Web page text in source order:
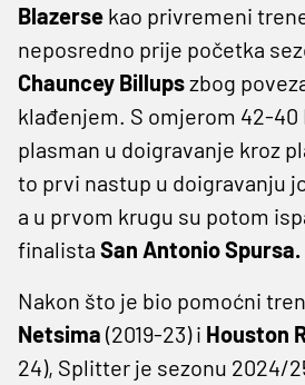
Blazerse kao privremeni
neposredno prije početka
Chauncey Billupszbog
klađenjem. S omjerom 42-
plasman u doigravanje kroz
to prvi nastup u doigravanju
a u prvom krugu su potom
finalista San Antonio Spursa.
Nakon što je bio pomoćni
Netsima (2019-23) i Houston
24), Splitter je sezonu 2024/